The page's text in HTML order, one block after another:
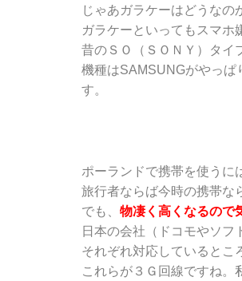
じゃあガラケーはどうなの
ガラケーといってもスマホ
昔のＳＯ（ＳＯＮＹ）タイ
機種はSAMSUNGがやっぱ
す。
ポーランドで携帯を使うに
旅行者ならば今時の携帯な
でも、 物凄く高くなるので
日本の会社（ドコモやソ
それぞれ対応しているとこ
これらが３Ｇ回線ですね。